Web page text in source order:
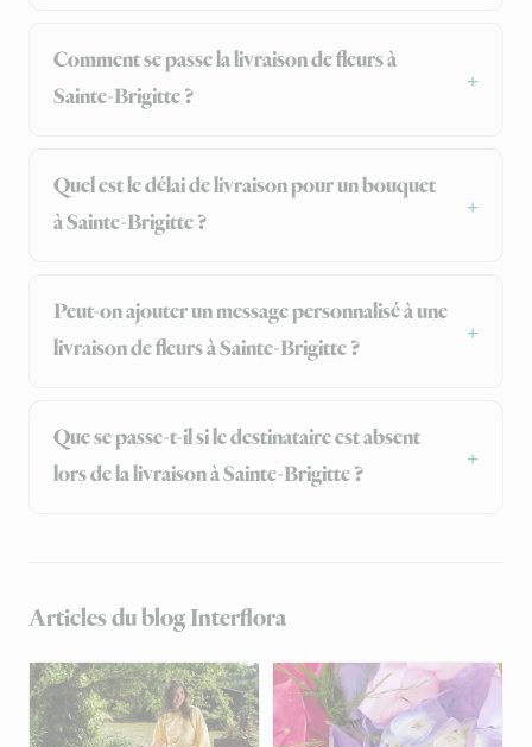
Comment se passe la livraison de fleurs à
Sainte-Brigitte ?
Quel est le délai de livraison pour un bouquet
à Sainte-Brigitte ?
Peut-on ajouter un message personnalisé à une
livraison de fleurs à Sainte-Brigitte ?
Que se passe-t-il si le destinataire est absent
lors de la livraison à Sainte-Brigitte ?
Articles du blog Interflora